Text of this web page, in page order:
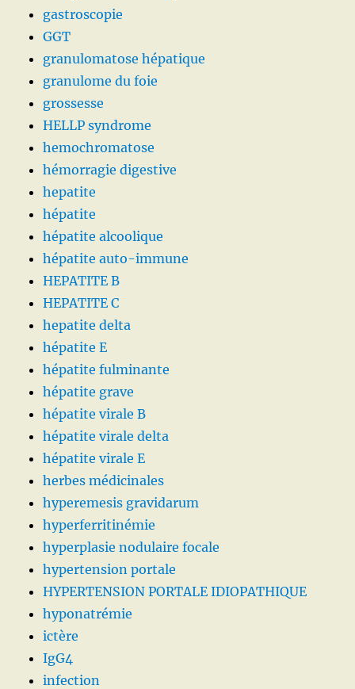
gastroscopie
GGT
granulomatose hépatique
granulome du foie
grossesse
HELLP syndrome
hemochromatose
hémorragie digestive
hepatite
hépatite
hépatite alcoolique
hépatite auto-immune
HEPATITE B
HEPATITE C
hepatite delta
hépatite E
hépatite fulminante
hépatite grave
hépatite virale B
hépatite virale delta
hépatite virale E
herbes médicinales
hyperemesis gravidarum
hyperferritinémie
hyperplasie nodulaire focale
hypertension portale
HYPERTENSION PORTALE IDIOPATHIQUE
hyponatrémie
ictère
IgG4
infection